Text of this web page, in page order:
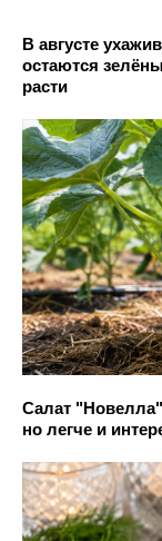
В августе
остаются
расти
Салат
но легче и